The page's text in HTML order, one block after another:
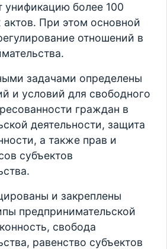
унификацию более 100
актов. При этом основной
отношений в
задачами определены
и условий для свободного
граждан в
деятельности, защита
а также прав и
субъектов
и закреплены
предпринимательской
свобода
равенство субъектов